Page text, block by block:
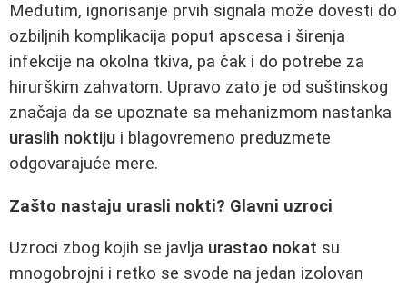
Međutim, ignorisanje prvih signala može dovesti do
ozbiljnih komplikacija poput apscesa i širenja
infekcije na okolna tkiva, pa čak i do potrebe za
hirurškim zahvatom. Upravo zato je od suštinskog
značaja da se upoznate sa mehanizmom nastanka
uraslih noktiju i blagovremeno preduzmete
odgovarajuće mere.
Zašto nastaju urasli nokti? Glavni uzroci
Uzroci zbog kojih se javlja urastao nokat su
mnogobrojni i retko se svode na jedan izolovan